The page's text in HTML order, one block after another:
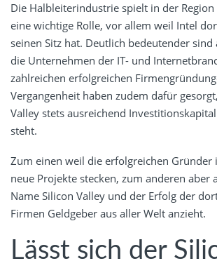
Die Halbleiterindustrie spielt in der
eine wichtige Rolle, vor allem weil Intel
seinen Sitz hat. Deutlich bedeutender sind
die Unternehmen der IT- und
zahlreichen erfolgreichen
Vergangenheit haben zudem dafür
Valley stets ausreichend
steht.
Zum einen weil die erfolgreichen Gründer
neue Projekte stecken, zum anderen aber
Name Silicon Valley und der Erfolg der
Firmen Geldgeber aus aller Welt anzieht.
Lässt sich der